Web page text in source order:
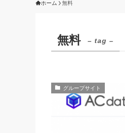
ホーム 無料
無料 – tag –
グループサイト